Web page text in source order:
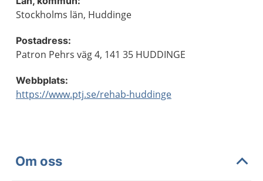
Stockholms län, Huddinge
Postadress:
Patron Pehrs väg 4, 141 35 HUDDINGE
Webbplats:
https://www.ptj.se/rehab-huddinge
Om oss